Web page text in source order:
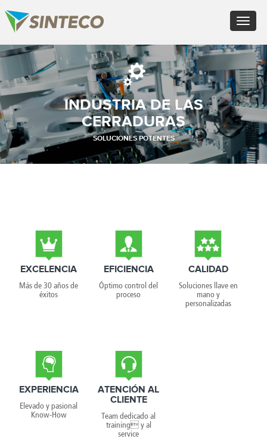
Toggle
×
ES - Español
PT - Português (PT)
RU - Русский
PL - Język polski
ZH - 汉语
JA - 日本語
TR - Türkçe
AE - اللغة العربية
INDUSTRIA DE LAS
CERRADURAS
SOLUCIONES POTENTES
EXCELENCIA
Más de 30 años de
éxitos
EFICIENCIA
Óptimo control del
proceso
CALIDAD
Soluciones llave en
mano y
personalizadas
EXPERIENCIA
Elevado y pasional
Know-How
ATENCIÓN AL
CLIENTE
Team dedicado al
training y al
service